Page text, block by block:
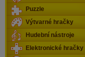
Puzzle
Výtvarné hračky
Hudební nástroje
Elektronické hračky